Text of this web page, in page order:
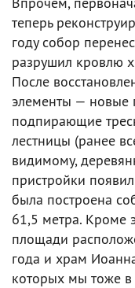
теперь
году собор
разрушил кровлю
После
элементы — новые
подпирающие
лестницы (ранее
видимому,
пристройки
была построена
61,5 метра. Кроме
площади
года и храм
которых мы тоже